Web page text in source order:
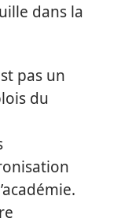
dans la
pas un
du